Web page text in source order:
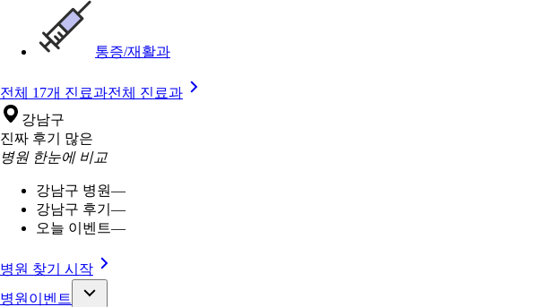
통증/재활과
전체 17개 진료과전체 진료과
강남구
진짜 후기 많은
병원 한눈에 비교
강남구 병원—
강남구 후기 —
오늘 이벤트—
병원 찾기 시작
병원이벤트